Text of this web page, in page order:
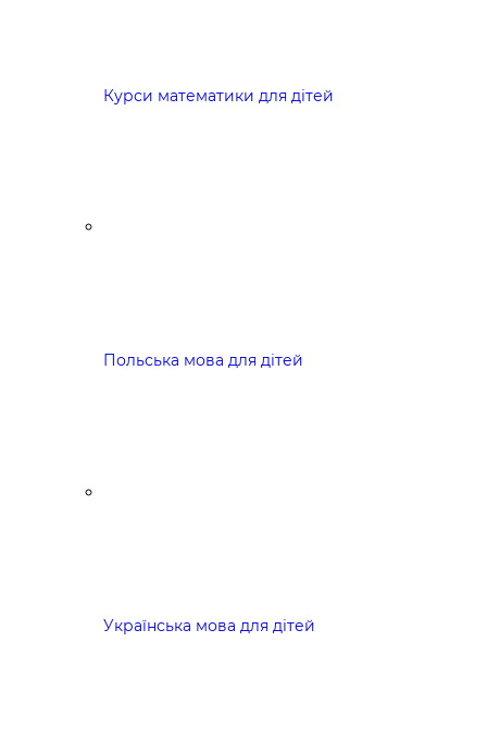
Курси математики для дітей
Польська мова для дітей
Українська мова для дітей